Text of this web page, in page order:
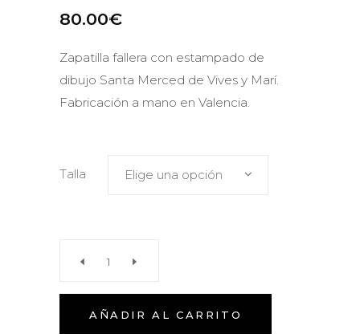
80.00€
Zapatilla fallera con estampado de
dibujo Santa Merced de Vives y Marí.
Fabricación a mano en Valencia.
Talla Elige una opción
Zapatillas
AÑADIR AL CARRITO